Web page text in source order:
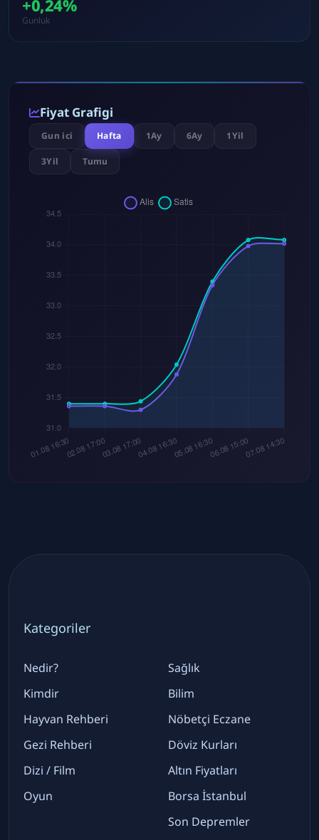
+0,24%
Gunluk
Fiyat Grafigi
Gun ici Hafta 1Ay 6Ay 1Yil
3Yil Tumu
Kategoriler
Nedir?
Kimdir
Hayvan Rehberi
Gezi Rehberi
Dizi / Film
Oyun
Sağlık
Bilim
Nöbetçi Eczane
Döviz Kurları
Altın Fiyatları
Borsa İstanbul
Son Depremler